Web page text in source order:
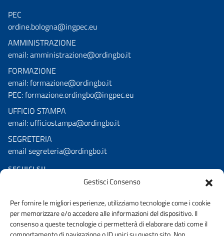
Gestisci Consenso
Per fornire le migliori esperienze, utilizziamo tecnologie come i cookie
per memorizzare e/o accedere alle informazioni del dispositivo. Il
consenso a queste tecnologie ci permetterà di elaborare dati come il
PEC
ordine.bologna@ingpec.eu
AMMINISTRAZIONE
email: amministrazione@ordingbo.it
FORMAZIONE
email: formazione@ordingbo.it
PEC: formazione.ordingbo@ingpec.eu
UFFICIO STAMPA
email: ufficiostampa@ordingbo.it
SEGRETERIA
email segreteria@ordingbo.it
SEGUICI SU
Linkedin
Youtube